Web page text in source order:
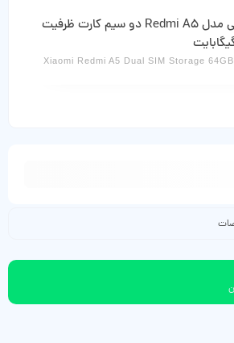
گوشی موبایل شیائومی مدل Redmi A5 دو سیم کارت ظرفیت
Xiaomi Redmi A5 Dual SIM Storage